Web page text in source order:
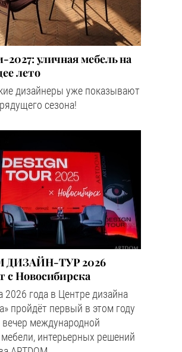
уличная мебель на
лето
дизайнеры уже показывают
сезона!
ДИЗАЙН-ТУР 2026
с Новосибирска
2026 года в Центре дизайна
пройдёт первый в этом году
международной
интерьерных решений